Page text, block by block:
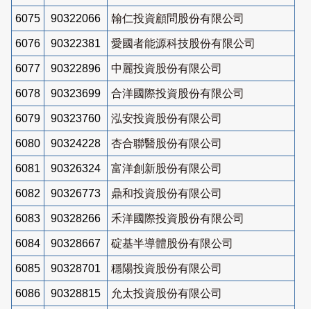
6075 90322066 翰仁投資顧問股份有限公司
6076 90322381 愛國者能源科技股份有限公司
6077 90322896 中麗投資股份有限公司
6078 90323699 合洋國際投資股份有限公司
6079 90323760 泓安投資股份有限公司
6080 90324228 杏合聯醫股份有限公司
6081 90326324 富洋創新股份有限公司
6082 90326773 鼎和投資股份有限公司
6083 90328266 禾洋國際投資股份有限公司
6084 90328667 碇基半導體股份有限公司
6085 90328701 穩陽投資股份有限公司
6086 90328815 允太投資股份有限公司